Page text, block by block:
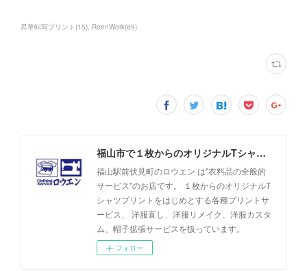
昇華転写プリント (15) RoenWork(69)
福山市で１枚からのオリジナルTシャツプリント・洋服直しのことなら【ロウエン - ROEN】
福山駅前伏見町のロウエン は"衣料品の全般的
サービス"のお店です。 １枚からのオリジナルT
シャツプリントをはじめとする各種プリントサ
ービス、 洋服直し、洋服リメイク、洋服カスタ
ム、帽子拡張サービスを扱っています。
フォロー